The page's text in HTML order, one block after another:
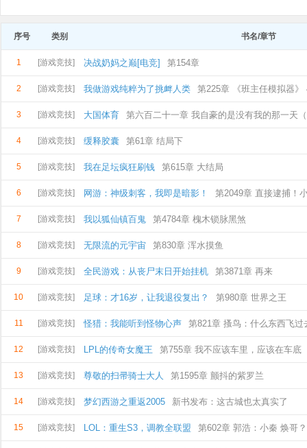
序号 类别 书名/章节
1 [游戏竞技] 决战奶妈之巅[电竞] 第154章
2 [游戏竞技] 我做游戏纯粹为了挑衅人类 第225章 《班主任模拟器》
3 [游戏竞技] 大国体育 第六百二十一章 我自豪的是没有我的那一天（
4 [游戏竞技] 缓释胶囊 第61章 结局下
5 [游戏竞技] 我在足坛疯狂刷钱 第615章 大结局
6 [游戏竞技] 网游：神级刺客，我即是暗影！ 第2049章 直接逮捕！
7 [游戏竞技] 我以狐仙镇百鬼 第4784章 槐木锁脉黑煞
8 [游戏竞技] 无限流的元宇宙 第830章 浑水摸鱼
9 [游戏竞技] 全民游戏：从丧尸末日开始挂机 第3871章 再来
10 [游戏竞技] 足球：才16岁，让我退役复出？ 第980章 世界之王
11 [游戏竞技] 怪猎：我能听到怪物心声 第821章 搔鸟：什么东西飞过
12 [游戏竞技] LPL的传奇女魔王 第755章 我不应该车里，应该在车底
13 [游戏竞技] 尊敬的扫帚骑士大人 第1595章 颤抖的紫罗兰
14 [游戏竞技] 梦幻西游之重返2005 新书发布：这古城也太真实了
15 [游戏竞技] LOL：重生S3，调教全联盟 第602章 郭浩：小秦 焕哥